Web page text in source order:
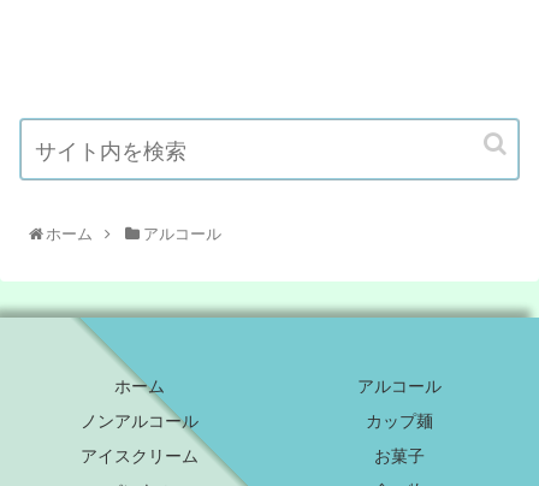
ホーム アルコール
ホーム
アルコール
ノンアルコール
カップ麺
アイスクリーム
お菓子